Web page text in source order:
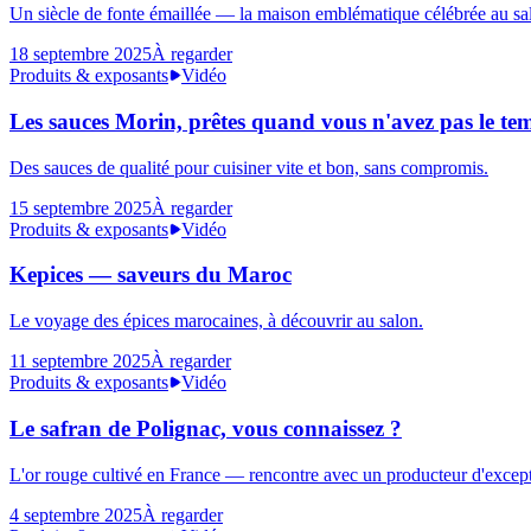
Un siècle de fonte émaillée — la maison emblématique célébrée au
18 septembre 2025À regarder
Produits & exposants
Vidéo
Les sauces Morin, prêtes quand vous n'avez pas le
Des sauces de qualité pour cuisiner vite et bon, sans compromis.
15 septembre 2025À regarder
Produits & exposants
Vidéo
Kepices — saveurs du Maroc
Le voyage des épices marocaines, à découvrir au salon.
11 septembre 2025À regarder
Produits & exposants
Vidéo
Le safran de Polignac, vous connaissez ?
L'or rouge cultivé en France — rencontre avec un producteur
4 septembre 2025À regarder